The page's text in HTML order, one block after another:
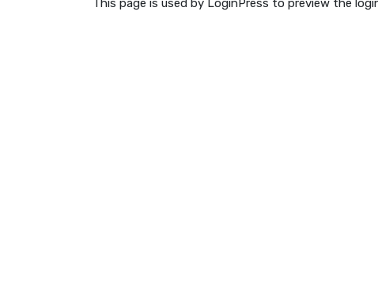
This page is used by LoginPress to preview the